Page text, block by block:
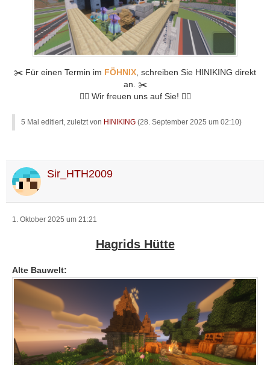
✂️ Für einen Termin im FÖHNIX , schreiben Sie HINIKING direkt
an. ✂️
🐦‍🔥 Wir freuen uns auf Sie! 🐦‍🔥
5 Mal editiert, zuletzt von HINIKING (28. September 2025 um 02:10)
Sir_HTH2009
1. Oktober 2025 um 21:21
Hagrids Hütte
Alte Bauwelt: